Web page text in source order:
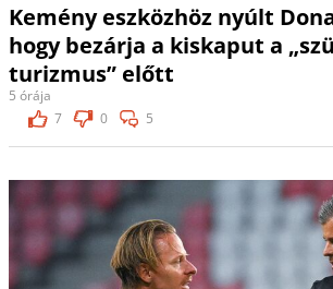
Kemény eszközhöz nyúlt
hogy bezárja a kiskaput a
turizmus” előtt
5 órája
7
0 5